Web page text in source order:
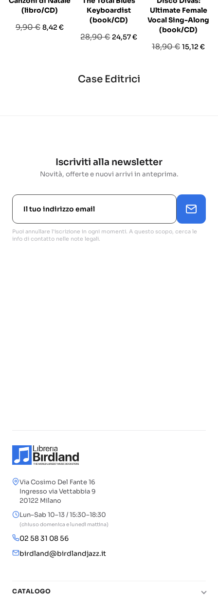
(libro/CD)
Prezzo
9,90 € Prezzo
8,42 €
Keyboardist
(book/CD)
Prezzo
28,90 € Prezzo
24,57 €
Ultimate Female
Vocal Sing-Along
(book/CD)
Prezzo
18,90 € Prezzo
15,12 €
Case Editrici
Iscriviti alla newsletter
Novità, offerte e nuovi arrivi in anteprima.
Puoi annullare l'iscrizione in ogni momenti. A questo scopo, cerca le
info di contatto nelle note legali.
Via Cosimo Del Fante 16
Ingresso via Vettabbia 9
20122 Milano
Lun–Sab 10–13 / 15:30–18:30
(chiuso domenica e lunedì mattina)
02 58 31 08 56
birdland@birdlandjazz.it
CATALOGO